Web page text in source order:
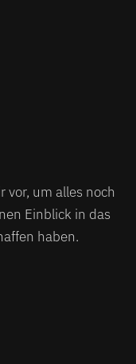
vor, um alles noch
Einblick in das
haben.